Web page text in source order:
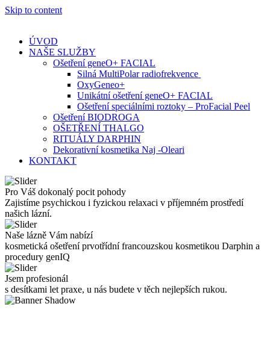
Skip to content
ÚVOD
NAŠE SLUŽBY
Ošetření geneO+ FACIAL
Silná MultiPolar radiofrekvence
OxyGeneo+
Unikátní ošetření geneO+ FACIAL
Ošetření speciálními roztoky – ProFacial Peel
Ošetření BIODROGA
OŠETŘENÍ THALGO
RITUÁLY DARPHIN
Dekorativní kosmetika Naj -Oleari
KONTAKT
Pro Váš dokonalý pocit pohody
Zajistíme psychickou i fyzickou relaxaci v příjemném prostředí
našich lázní.
Naše lázně Vám nabízí
kosmetická ošetření prvotřídní francouzskou kosmetikou Darphin a
procedury genIQ
Jsem profesionál
s desítkami let praxe, u nás budete v těch nejlepších rukou.